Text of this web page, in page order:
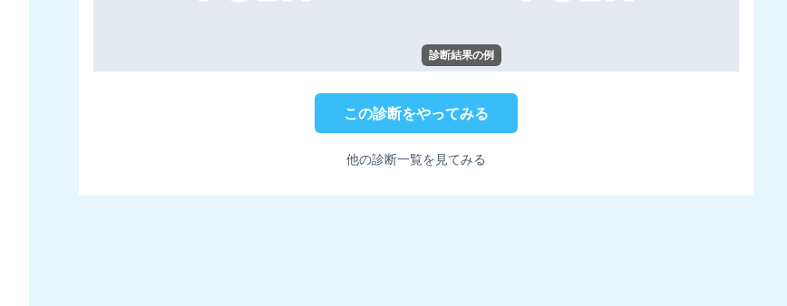
診断結果の例
この診断をやってみる
他の診断一覧を見てみる